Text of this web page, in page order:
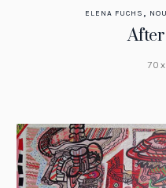
ELENA FUCHS ,
70